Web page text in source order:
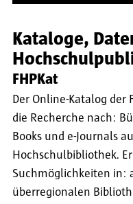
Kataloge,
FHPKat
Der Online-Katalog der
die Recherche nach:
Books und e-Journals
Hochschulbibliothek.
Suchmöglichkeiten in:
überregionalen